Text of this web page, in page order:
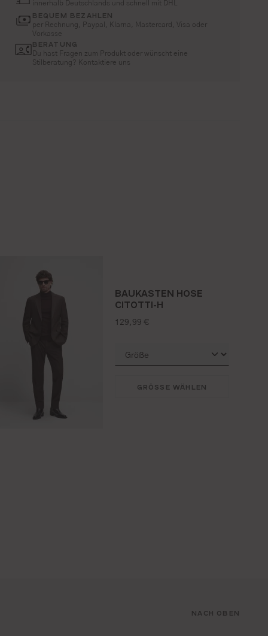
innerhalb Deutschlands und schnell mit DHL
BEQUEM BEZAHLEN
per Rechnung, Paypal, Klarna, Mastercard, Visa oder
Vorkasse
BERATUNG
Du hast Fragen zum Produkt oder wünscht eine
Stilberatung? Kontaktiere uns
BAUKASTEN HOSE
CITOTTI-H
regulärer preis:
129,99 €
GRÖSSE WÄHLEN
NACH OBEN